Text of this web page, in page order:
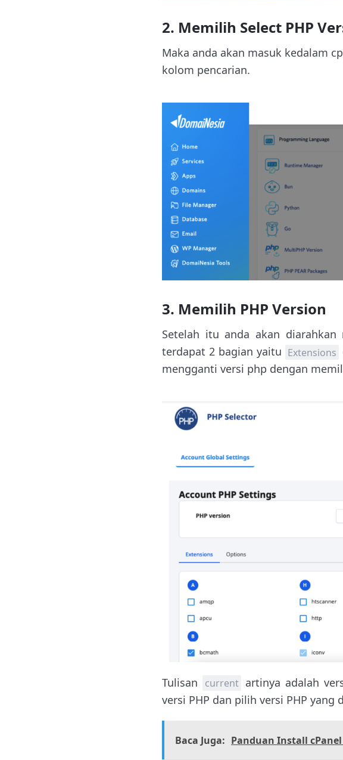
2. Memilih Select PHP
Maka anda akan masuk kedalam
kolom pencarian.
3. Memilih PHP Version
Setelah itu anda akan diarahkan
terdapat 2 bagian yaitu Extensions
mengganti versi php dengan
Tulisan current artinya adalah
versi PHP dan pilih versi PHP yang
Baca Juga: Panduan Install cPanel